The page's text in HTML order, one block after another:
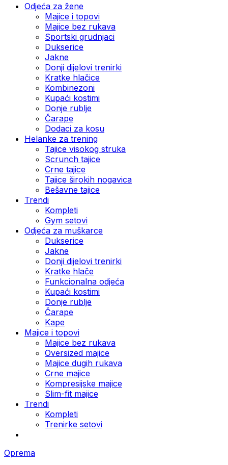
Odjeća za žene
Majice i topovi
Majice bez rukava
Sportski grudnjaci
Dukserice
Jakne
Donji dijelovi trenirki
Kratke hlačice
Kombinezoni
Kupaći kostimi
Donje rublje
Čarape
Dodaci za kosu
Helanke za trening
Tajice visokog struka
Scrunch tajice
Crne tajice
Tajice širokih nogavica
Bešavne tajice
Trendi
Kompleti
Gym setovi
Odjeća za muškarce
Dukserice
Jakne
Donji dijelovi trenirki
Kratke hlače
Funkcionalna odjeća
Kupaći kostimi
Donje rublje
Čarape
Kape
Majice i topovi
Majice bez rukava
Oversized majice
Majice dugih rukava
Crne majice
Kompresijske majice
Slim-fit majice
Trendi
Kompleti
Trenirke setovi
Oprema